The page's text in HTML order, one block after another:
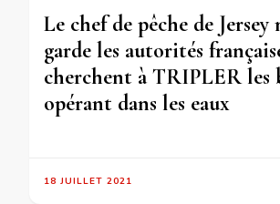
Le chef de pêche de Jersey
garde les autorités
cherchent à TRIPLER les
opérant dans les eaux
18 JUILLET 2021